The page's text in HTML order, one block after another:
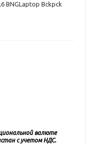
BNGLaptop Bckpck
валюте
с учетом НДС.